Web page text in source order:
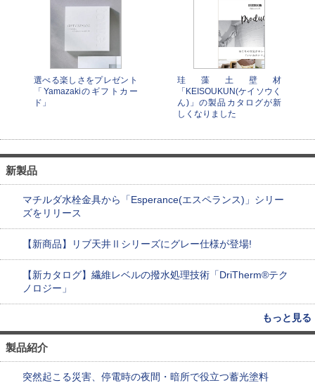
選べる楽しさをプレゼント
「Yamazakiのギフトカー
ド」
珪藻土壁材
「KEISOUKUN(ケイソウく
ん)」の製品カタログが新
しくなりました
新製品
マチルダ水栓金具から「Esperance(エスペランス)」シリー
ズをリリース
【新商品】リブ天井Ⅱシリーズにグレー仕様が登場!
【新カタログ】繊維レベルの撥水処理技術「DriTherm®テク
ノロジー」
もっと見る
製品紹介
突然起こる災害、停電時の夜間・暗所で役立つ蓄光塗料